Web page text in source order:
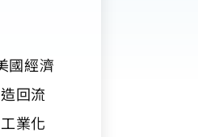
國經濟
回流
業化